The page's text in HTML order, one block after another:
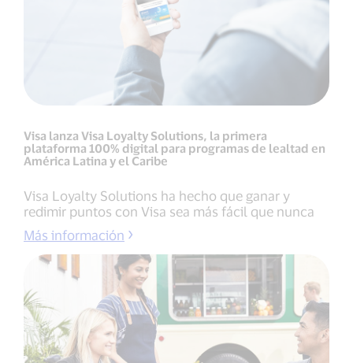
Visa lanza Visa Loyalty Solutions, la primera
plataforma 100% digital para programas de lealtad en
América Latina y el Caribe
Visa Loyalty Solutions ha hecho que ganar y
redimir puntos con Visa sea más fácil que nunca
Más información